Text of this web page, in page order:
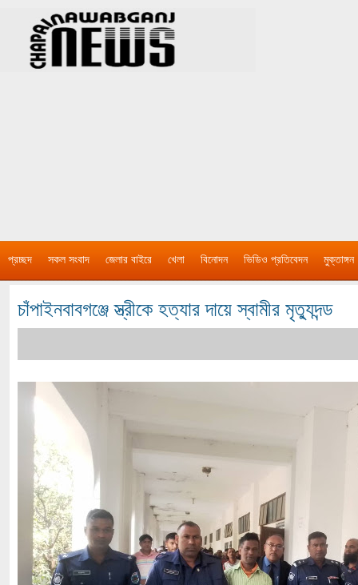
প্রচ্ছদ সকল সংবাদ জেলার বাইরে খেলা বিনোদন ভিডিও প্রতিবেদন মুক্তাঙ্গন
চাঁপাইনবাবগঞ্জে স্ত্রীকে হত্যার দায়ে স্বামীর মৃত্যুদন্ড